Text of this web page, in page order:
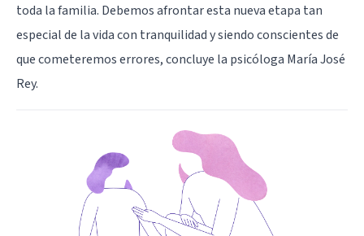
toda la familia. Debemos afrontar esta nueva etapa tan
especial de la vida con tranquilidad y siendo conscientes de
que cometeremos errores, concluye la psicóloga María José
Rey.